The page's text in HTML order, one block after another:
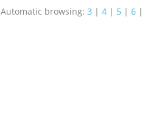
Automatic browsing: 3 | 4| 5| 6|